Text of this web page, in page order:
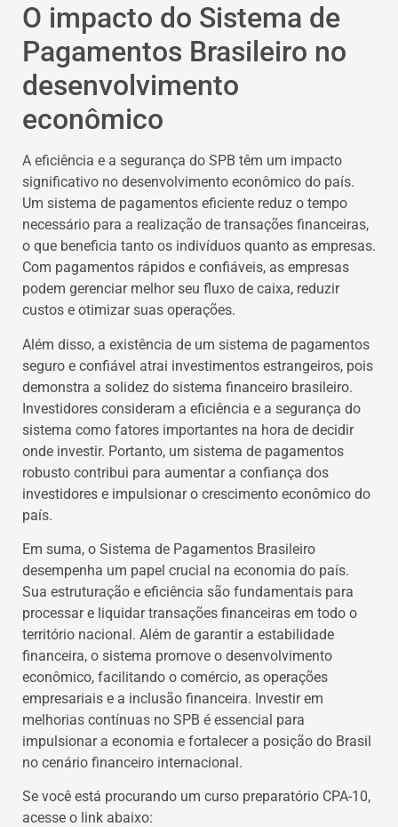
O impacto do Sistema de
Pagamentos Brasileiro no
desenvolvimento
econômico
A eficiência e a segurança do SPB têm um impacto
significativo no desenvolvimento econômico do país.
Um sistema de pagamentos eficiente reduz o tempo
necessário para a realização de transações financeiras,
o que beneficia tanto os indivíduos quanto as empresas.
Com pagamentos rápidos e confiáveis, as empresas
podem gerenciar melhor seu fluxo de caixa, reduzir
custos e otimizar suas operações.
Além disso, a existência de um sistema de pagamentos
seguro e confiável atrai investimentos estrangeiros, pois
demonstra a solidez do sistema financeiro brasileiro.
Investidores consideram a eficiência e a segurança do
sistema como fatores importantes na hora de decidir
onde investir. Portanto, um sistema de pagamentos
robusto contribui para aumentar a confiança dos
investidores e impulsionar o crescimento econômico do
país.
Em suma, o Sistema de Pagamentos Brasileiro
desempenha um papel crucial na economia do país.
Sua estruturação e eficiência são fundamentais para
processar e liquidar transações financeiras em todo o
território nacional. Além de garantir a estabilidade
financeira, o sistema promove o desenvolvimento
econômico, facilitando o comércio, as operações
empresariais e a inclusão financeira. Investir em
melhorias contínuas no SPB é essencial para
impulsionar a economia e fortalecer a posição do Brasil
no cenário financeiro internacional.
Se você está procurando um curso preparatório CPA-10,
acesse o link abaixo: